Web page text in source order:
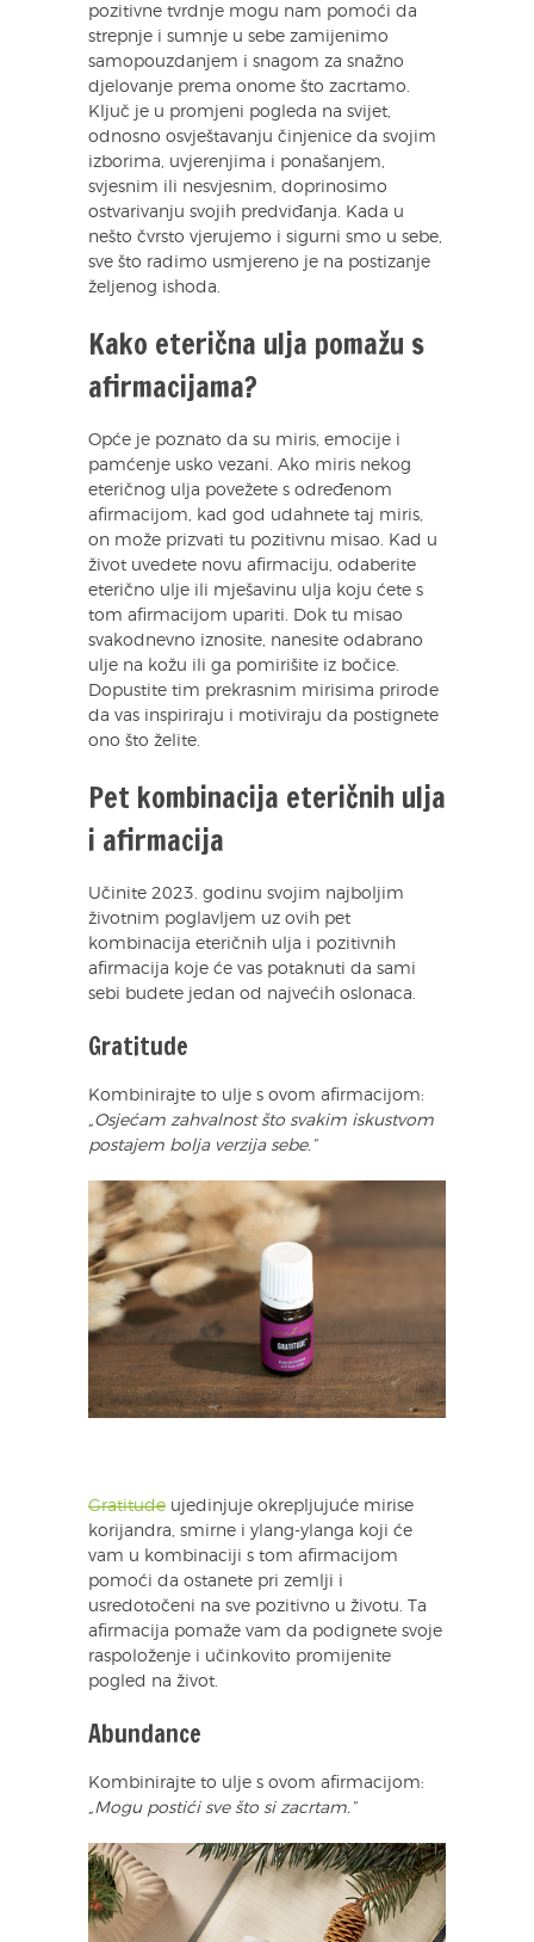
pozitivne tvrdnje mogu nam pomoći da
strepnje i sumnje u sebe zamijenimo
samopouzdanjem i snagom za snažno
djelovanje prema onome što zacrtamo.
Ključ je u promjeni pogleda na svijet,
odnosno osvještavanju činjenice da svojim
izborima, uvjerenjima i ponašanjem,
svjesnim ili nesvjesnim, doprinosimo
ostvarivanju svojih predviđanja. Kada u
nešto čvrsto vjerujemo i sigurni smo u sebe,
sve što radimo usmjereno je na postizanje
željenog ishoda.
Kako eterična ulja pomažu s
afirmacijama?
Opće je poznato da su miris, emocije i
pamćenje usko vezani. Ako miris nekog
eteričnog ulja povežete s određenom
afirmacijom, kad god udahnete taj miris,
on može prizvati tu pozitivnu misao. Kad u
život uvedete novu afirmaciju, odaberite
eterično ulje ili mješavinu ulja koju ćete s
tom afirmacijom upariti. Dok tu misao
svakodnevno iznosite, nanesite odabrano
ulje na kožu ili ga pomirišite iz bočice.
Dopustite tim prekrasnim mirisima prirode
da vas inspiriraju i motiviraju da postignete
ono što želite.
Pet kombinacija eteričnih ulja
i afirmacija
Učinite 2023. godinu svojim najboljim
životnim poglavljem uz ovih pet
kombinacija eteričnih ulja i pozitivnih
afirmacija koje će vas potaknuti da sami
sebi budete jedan od najvećih oslonaca.
Gratitude
Kombinirajte to ulje s ovom afirmacijom:
„Osjećam zahvalnost što svakim iskustvom
postajem bolja verzija sebe.”
Gratitude ujedinjuje okrepljujuće mirise
korijandra, smirne i ylang-ylanga koji će
vam u kombinaciji s tom afirmacijom
pomoći da ostanete pri zemlji i
usredotočeni na sve pozitivno u životu. Ta
afirmacija pomaže vam da podignete svoje
raspoloženje i učinkovito promijenite
pogled na život.
Abundance
Kombinirajte to ulje s ovom afirmacijom:
„Mogu postići sve što si zacrtam.”